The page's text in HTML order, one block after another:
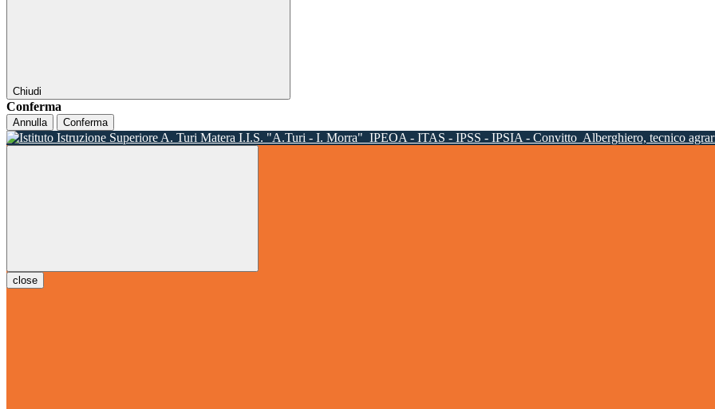
Chiudi
Conferma
Annulla Conferma
I.I.S. "A.Turi - I. Morra" IPEOA - ITAS - IPSS - IPSIA - Convitto Alberghiero, tecnico
close